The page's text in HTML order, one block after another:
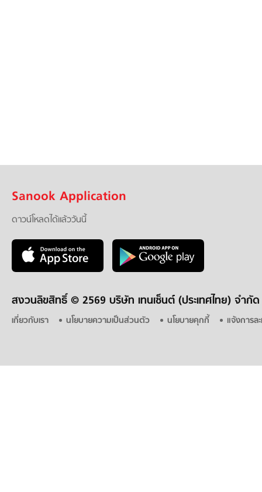
Sanook Application
ดาวน์โหลดได้แล้ววันนี้
สงวนลิขสิทธิ์ © 2569 บริษัท เทนเซ็นต์ (ประเทศไทย) จำกัด
เกี่ยวกับเรา นโยบายความเป็นส่วนตัว นโยบายคุกกี้ แจ้งการล